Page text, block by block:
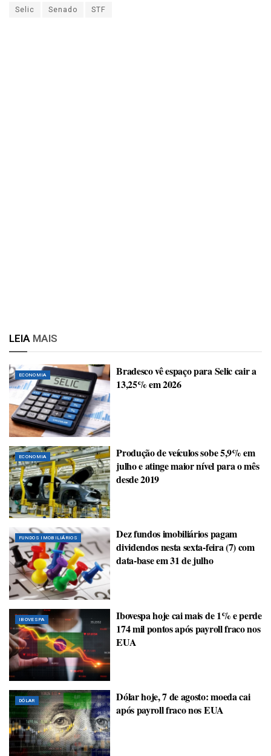
Selic Senado STF
LEIA MAIS
ECONOMIA
Bradesco vê espaço para Selic cair a
13,25% em 2026
ECONOMIA
Produção de veículos sobe 5,9% em
julho e atinge maior nível para o mês
desde 2019
FUNDOS IMOBILIÁRIOS
Dez fundos imobiliários pagam
dividendos nesta sexta-feira (7) com
data-base em 31 de julho
IBOVESPA
Ibovespa hoje cai mais de 1% e perde
174 mil pontos após payroll fraco nos
EUA
DÓLAR
Dólar hoje, 7 de agosto: moeda cai
após payroll fraco nos EUA